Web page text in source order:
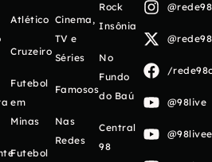
Atlético
Cruzeiro
Futebol
em
Minas
Futebol
Cinema,
TV e
Séries
Famosos
Nas
Redes
Rock
Insônia
No
Fundo
do Baú
Central
98
/
@98live